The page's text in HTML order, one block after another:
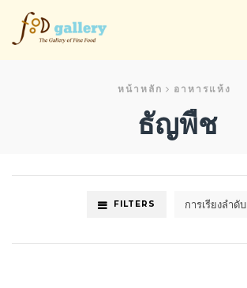
หน้าหลัก อาหารแห้ง
ธัญพืช
FILTERS การเรียงลำดับ